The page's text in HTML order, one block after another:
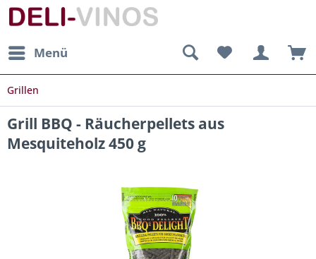
Menü
Grillen
Grill BBQ - Räucherpellets aus
Mesquiteholz 450 g